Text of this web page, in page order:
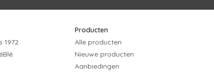
1972
Producten
Alle producten
Nieuwe producten
Aanbiedingen